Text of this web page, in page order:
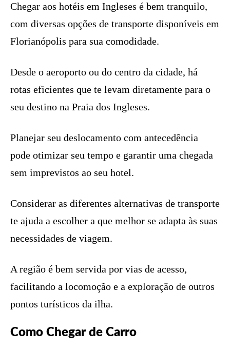
Chegar aos hotéis em Ingleses é bem tranquilo,
com diversas opções de transporte disponíveis em
Florianópolis para sua comodidade.
Desde o aeroporto ou do centro da cidade, há
rotas eficientes que te levam diretamente para o
seu destino na Praia dos Ingleses.
Planejar seu deslocamento com antecedência
pode otimizar seu tempo e garantir uma chegada
sem imprevistos ao seu hotel.
Considerar as diferentes alternativas de transporte
te ajuda a escolher a que melhor se adapta às suas
necessidades de viagem.
A região é bem servida por vias de acesso,
facilitando a locomoção e a exploração de outros
pontos turísticos da ilha.
Como Chegar de Carro